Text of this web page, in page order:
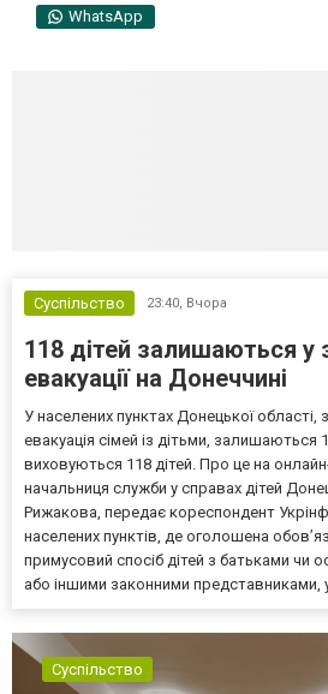
WhatsApp
Суспільство 23:40, Вчора
118 дітей залишаються у
евакуації на Донеччині
У населених пунктах Донецької
евакуація сімей із дітьми, залишаються
виховуються 118 дітей. Про це на
начальниця служби у справах дітей
Рижакова, передає кореспондент
населених пунктів, де оголошена
примусовий спосіб дітей з батьками чи
або іншими законними представниками,
Суспільство